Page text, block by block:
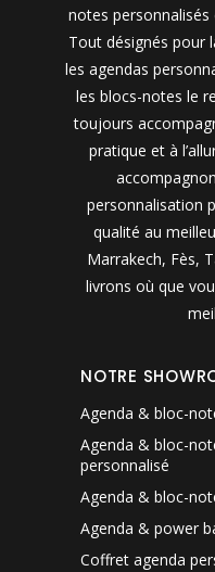
notes
Tout désignés pour
les agendas
les blocs-notes le
toujours
pratique et à
personnalisation
qualité au
Marrakech, Fès,
livrons où que
NOTRE
Agenda & bloc-
Agenda & bloc-
personnalisé
Agenda & bloc-
Agenda & power
Coffret agenda